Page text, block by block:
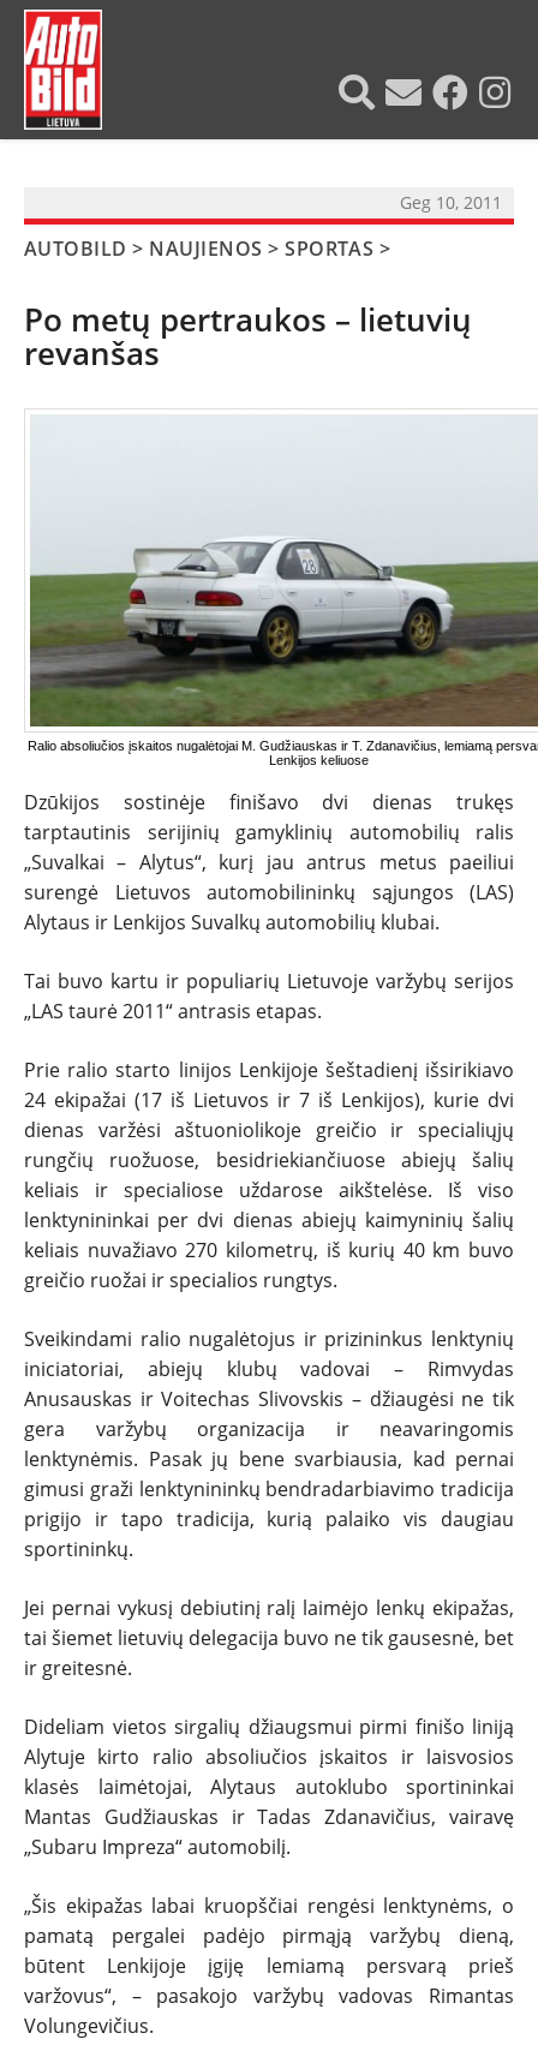
NAUJIENOS
TESTAI
NAUJI
NAUDOTI
REPORTAŽAI
SPORTAS
PATARIMAI
ĮVAIRENYBĖS
Geg 10, 2011
AUTOBILD > NAUJIENOS >SPORTAS >
Po metų pertraukos – lietuvių
revanšas
Ralio absoliučios įskaitos nugalėtojai M. Gudžiauskas ir T. Zdanavičius, lemiamą
Lenkijos keliuose
Dzūkijos sostinėje finišavo dvi dienas trukęs
tarptautinis serijinių gamyklinių automobilių ralis
„Suvalkai – Alytus“, kurį jau antrus metus paeiliui
surengė Lietuvos automobilininkų sąjungos (LAS)
Alytaus ir Lenkijos Suvalkų automobilių klubai.
Tai buvo kartu ir populiarių Lietuvoje varžybų serijos
„LAS taurė 2011“ antrasis etapas.
Prie ralio starto linijos Lenkijoje šeštadienį išsirikiavo
24 ekipažai (17 iš Lietuvos ir 7 iš Lenkijos), kurie dvi
dienas varžėsi aštuoniolikoje greičio ir specialiųjų
rungčių ruožuose, besidriekiančiuose abiejų šalių
keliais ir specialiose uždarose aikštelėse. Iš viso
lenktynininkai per dvi dienas abiejų kaimyninių šalių
keliais nuvažiavo 270 kilometrų, iš kurių 40 km buvo
greičio ruožai ir specialios rungtys.
Sveikindami ralio nugalėtojus ir prizininkus lenktynių
iniciatoriai, abiejų klubų vadovai – Rimvydas
Anusauskas ir Voitechas Slivovskis – džiaugėsi ne tik
gera varžybų organizacija ir neavaringomis
lenktynėmis. Pasak jų bene svarbiausia, kad pernai
gimusi graži lenktynininkų bendradarbiavimo tradicija
prigijo ir tapo tradicija, kurią palaiko vis daugiau
sportininkų.
Jei pernai vykusį debiutinį ralį laimėjo lenkų ekipažas,
tai šiemet lietuvių delegacija buvo ne tik gausesnė, bet
ir greitesnė.
Dideliam vietos sirgalių džiaugsmui pirmi finišo liniją
Alytuje kirto ralio absoliučios įskaitos ir laisvosios
klasės laimėtojai, Alytaus autoklubo sportininkai
Mantas Gudžiauskas ir Tadas Zdanavičius, vairavę
„Subaru Impreza“ automobilį.
„Šis ekipažas labai kruopščiai rengėsi lenktynėms, o
pamatą pergalei padėjo pirmąją varžybų dieną,
būtent Lenkijoje įgiję lemiamą persvarą prieš
varžovus“, – pasakojo varžybų vadovas Rimantas
Volungevičius.